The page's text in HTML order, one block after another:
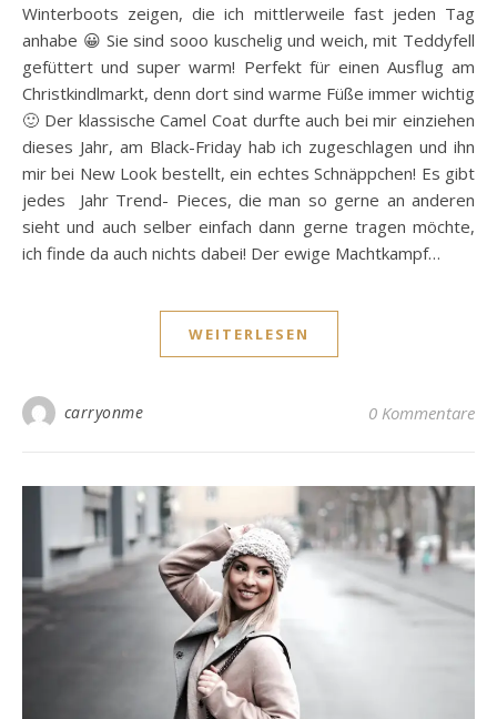
Winterboots zeigen, die ich mittlerweile fast jeden Tag
anhabe 😀 Sie sind sooo kuschelig und weich, mit Teddyfell
gefüttert und super warm! Perfekt für einen Ausflug am
Christkindlmarkt, denn dort sind warme Füße immer wichtig
🙂 Der klassische Camel Coat durfte auch bei mir einziehen
dieses Jahr, am Black-Friday hab ich zugeschlagen und ihn
mir bei New Look bestellt, ein echtes Schnäppchen! Es gibt
jedes Jahr Trend- Pieces, die man so gerne an anderen
sieht und auch selber einfach dann gerne tragen möchte,
ich finde da auch nichts dabei! Der ewige Machtkampf…
WEITERLESEN
carryonme 0 Kommentare